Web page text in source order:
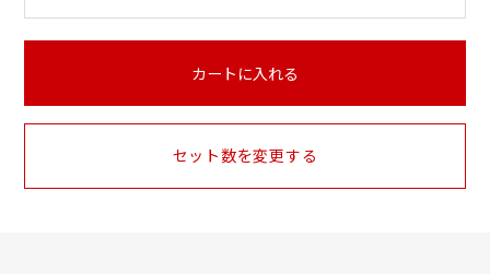
カートに入れる
セット数を変更する